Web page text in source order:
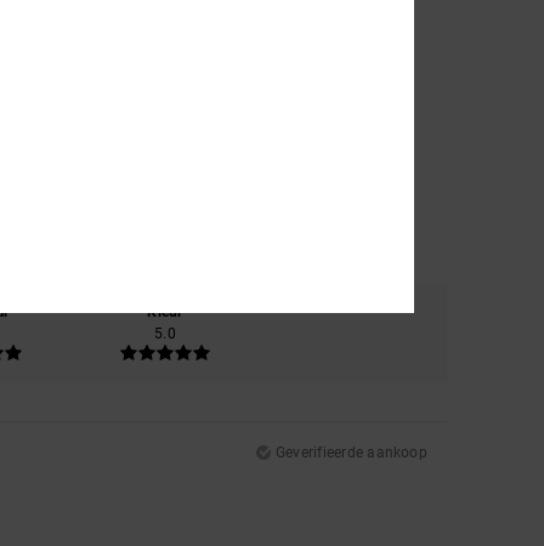
Kleur
5.0
Geverifieerde aankoop